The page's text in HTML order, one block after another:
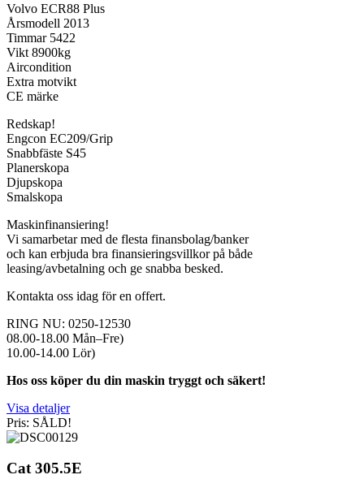
Volvo ECR88 Plus
Årsmodell 2013
Timmar 5422
Vikt 8900kg
Aircondition
Extra motvikt
CE märke
Redskap!
Engcon EC209/Grip
Snabbfäste S45
Planerskopa
Djupskopa
Smalskopa
Maskinfinansiering!
Vi samarbetar med de flesta finansbolag/banker
och kan erbjuda bra finansieringsvillkor på både
leasing/avbetalning och ge snabba besked.
Kontakta oss idag för en offert.
RING NU: 0250-12530
08.00-18.00 Mån–Fre)
10.00-14.00 Lör)
Hos oss köper du din maskin tryggt och säkert!
Visa detaljer
Pris: SÅLD!
Cat 305.5E